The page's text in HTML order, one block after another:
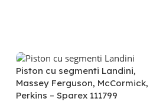
Piston cu segmenti Landini,
Massey Ferguson, McCormick,
Perkins – Sparex 111799